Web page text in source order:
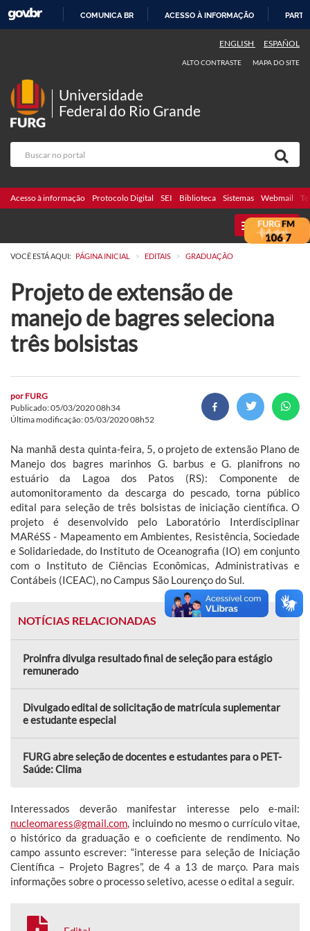
COMUNICA BR ACESSO À INFORMAÇÃO
ENGLISH ESPAÑOL
ALTO CONTRASTE MAPA DO SITE
Universidade
Federal do Rio Grande
Acesso à informação Protocolo Digital SEI Biblioteca Sistemas Webmail
MENU
VOCÊ ESTÁ AQUI: PÁGINA INICIAL > EDITAIS > GRADUAÇÃO
Projeto de extensão de
manejo de bagres seleciona
três bolsistas
por FURG
Publicado: 05/03/2020 08h34
Última modificação: 05/03/2020 08h52
Na manhã desta quinta-feira, 5, o projeto de extensão Plano de
Manejo dos bagres marinhos G. barbus e G. planifrons no
estuário da Lagoa dos Patos (RS): Componente de
automonitoramento da descarga do pescado, torna público
edital para seleção de três bolsistas de iniciação científica. O
projeto é desenvolvido pelo Laboratório Interdisciplinar
MARéSS - Mapeamento em Ambientes, Resistência, Sociedade
e Solidariedade, do Instituto de Oceanografia (IO) em conjunto
com o Instituto de Ciências Econômicas, Administrativas e
Contábeis (ICEAC), no Campus São Lourenço do Sul.
NOTÍCIAS RELACIONADAS
Proinfra divulga resultado final de seleção para estágio
remunerado
Divulgado edital de solicitação de matrícula suplementar
e estudante especial
FURG abre seleção de docentes e estudantes para o PET-
Saúde: Clima
Interessados deverão manifestar interesse pelo e-mail:
nucleomaress@gmail.com , incluindo no mesmo o currículo vitae,
o histórico da graduação e o coeficiente de rendimento. No
campo assunto escrever: “interesse para seleção de Iniciação
Científica – Projeto Bagres”, de 4 a 13 de março. Para mais
informações sobre o processo seletivo, acesse o edital a seguir.